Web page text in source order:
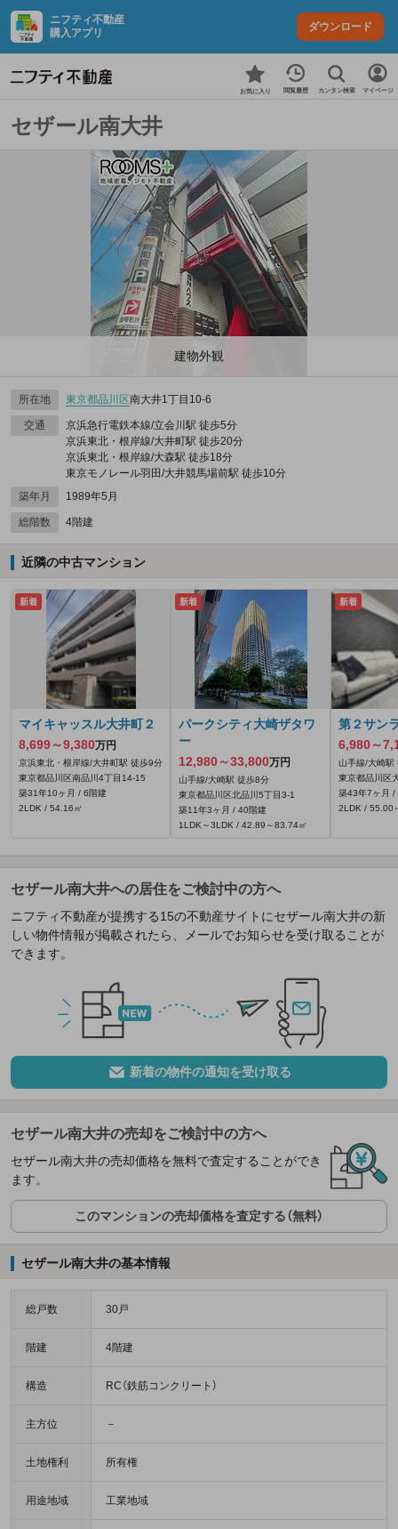
ニフティ不動産
購入アプリ
ダウンロード
お気に入り 閲覧履歴 カンタン検索 マイページ
セザール南大井
建物外観
所在地 東京都品川区南大井1丁目10-6
交通
京浜急行電鉄本線/立会川駅 徒歩5分
京浜東北・根岸線/大井町駅 徒歩20分
京浜東北・根岸線/大森駅 徒歩18分
東京モノレール羽田/大井競馬場前駅 徒歩10分
築年月
1989年5月
総階数 4階建
近隣の中古マンション
新着
マイキャッスル大井町２
8,699～9,380万円
京浜東北・根岸線/大井町駅 徒歩9分
東京都品川区南品川4丁目14-15
築31年10ヶ月 / 6階建
2LDK / 54.16㎡
新着
パークシティ大崎ザタワ
ー
12,980～33,800万円
山手線/大崎駅 徒歩8分
東京都品川区北品川5丁目3-1
築11年3ヶ月 / 40階建
1LDK～3LDK / 42.89～83.74㎡
新着
第２サン
6,980～
山手線/大崎駅
東京都品川区
築43年7ヶ月 /
2LDK / 55.00
セザール南大井への居住をご検討中の方へ
ニフティ不動産が提携する15の不動産サイトにセザール南大井の新
しい物件情報が掲載されたら、メールでお知らせを受け取ることが
できます。
新着の物件の通知を受け取る
セザール南大井の売却をご検討中の方へ
セザール南大井の売却価格を無料で査定することができ
ます。
このマンションの売却価格を査定する（無料）
セザール南大井の基本情報
総戸数 30戸
階建 4階建
構造 RC（鉄筋コンクリート）
主方位 －
土地権利 所有権
用途地域 工業地域